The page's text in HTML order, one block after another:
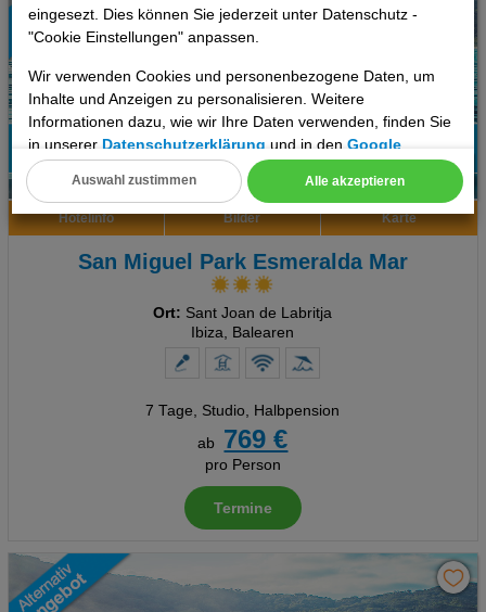
eingesezt. Dies können Sie jederzeit unter Datenschutz -
"Cookie Einstellungen" anpassen.
Wir verwenden Cookies und personenbezogene Daten, um
Inhalte und Anzeigen zu personalisieren. Weitere
Informationen dazu, wie wir Ihre Daten verwenden, finden Sie
in unsererDatenschutzerklärung und in denGoogle
Datenschutz- und Nutzungsbedingungen
Cookie Einstellungen
Alle akzeptieren
Auswahl zustimmen
6
98%
Empfehlung
Hotelinfo Bilder Karte
San Miguel Park Esmeralda Mar
Ort: Sant Joan de Labritja
Ibiza, Balearen
7 Tage, Studio, Halbpension
ab
769 €
pro Person
Termine